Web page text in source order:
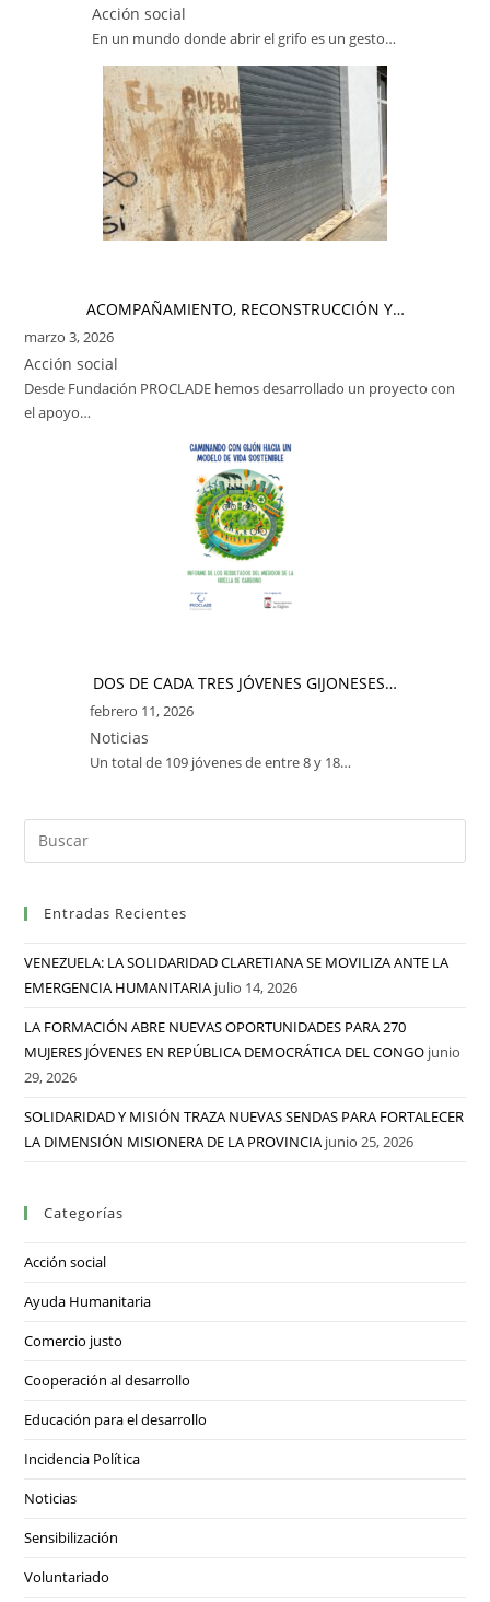
Acción social
En un mundo donde abrir el grifo es un gesto…
ACOMPAÑAMIENTO, RECONSTRUCCIÓN Y…
marzo 3, 2026
Acción social
Desde Fundación PROCLADE hemos desarrollado un proyecto con
el apoyo…
DOS DE CADA TRES JÓVENES GIJONESES…
febrero 11, 2026
Noticias
Un total de 109 jóvenes de entre 8 y 18…
Entradas Recientes
VENEZUELA: LA SOLIDARIDAD CLARETIANA SE MOVILIZA ANTE LA
EMERGENCIA HUMANITARIA julio 14, 2026
LA FORMACIÓN ABRE NUEVAS OPORTUNIDADES PARA 270
MUJERES JÓVENES EN REPÚBLICA DEMOCRÁTICA DEL CONGO junio
29, 2026
SOLIDARIDAD Y MISIÓN TRAZA NUEVAS SENDAS PARA FORTALECER
LA DIMENSIÓN MISIONERA DE LA PROVINCIA junio 25, 2026
Categorías
Acción social
Ayuda Humanitaria
Comercio justo
Cooperación al desarrollo
Educación para el desarrollo
Incidencia Política
Noticias
Sensibilización
Voluntariado